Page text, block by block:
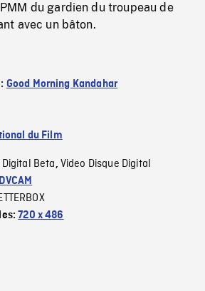
du gardien du troupeau de
avec un bâton.
Good Morning Kandahar
du Film
Digital Beta, Video Disque Digital
DVCAM
720 x 486